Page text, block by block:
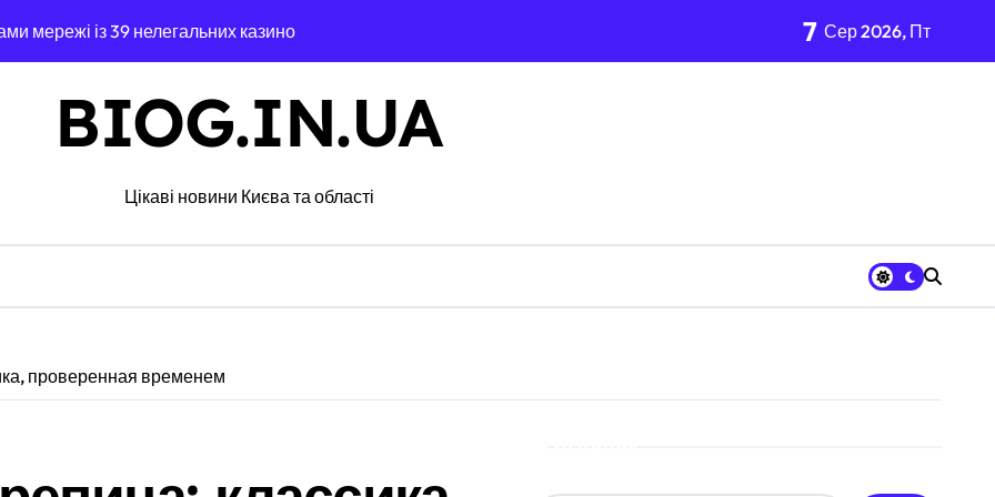
мережі із 39 нелегальних казино
логістики
2 тисячі пожеж за рік у природних екосистемах
що займаються незаконною вирубкою лісу
у Києві оновили центр репродуктивної медицини
7 Сер 2026, Пт
BIOG.IN.UA
Цікаві новини Києва та області
проверенная временем